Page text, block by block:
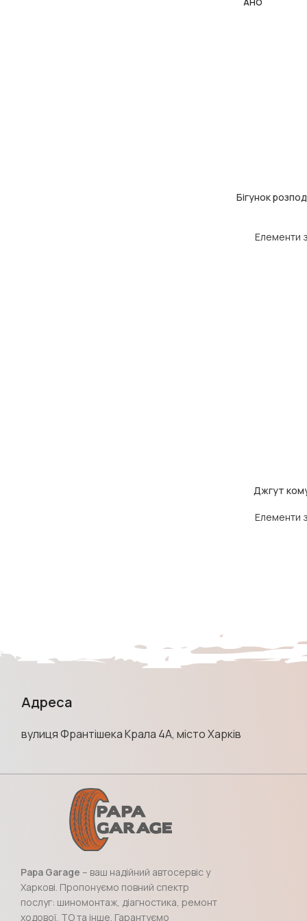
ЧИТАТИ ДАЛІ
Бігунок
Елементи
ДОДАТИ В
Джгут
Елементи
Адреса
вулиця Франтішека Крала 4А, місто Харків
Papa Garage – ваш надійний автосервіс у
Харкові. Пропонуємо повний спектр
послуг: шиномонтаж, діагностика, ремонт
ходової, ТО та інше. Гарантуємо